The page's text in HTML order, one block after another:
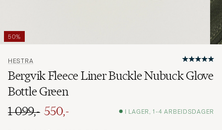
50%
HESTRA
Bergvik Fleece Liner Buckle Nubuck Glove
Bottle Green
Ordinær pris
1 099,-
Nedsatt pris
550,- I LAGER, 1-4 ARBEIDSDAGER